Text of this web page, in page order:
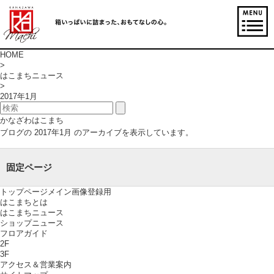
HOME
>
はこまちニュース
>
2017年1月
かなざわはこまち
ブログの 2017年1月 のアーカイブを表示しています。
固定ページ
トップページメイン画像登録用
はこまちとは
はこまちニュース
ショップニュース
フロアガイド
2F
3F
アクセス＆営業案内